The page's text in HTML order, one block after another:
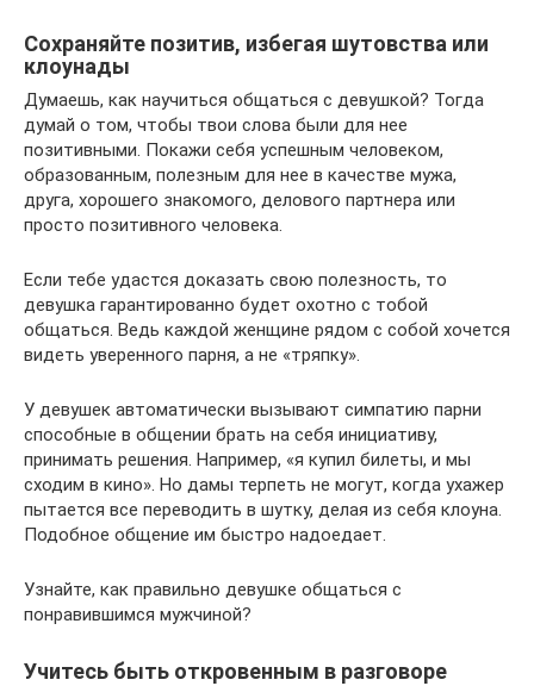
Сохраняйте позитив, избегая шутовства или
клоунады
Думаешь, как научиться общаться с девушкой? Тогда
думай о том, чтобы твои слова были для нее
позитивными. Покажи себя успешным человеком,
образованным, полезным для нее в качестве мужа,
друга, хорошего знакомого, делового партнера или
просто позитивного человека.
Если тебе удастся доказать свою полезность, то
девушка гарантированно будет охотно с тобой
общаться. Ведь каждой женщине рядом с собой хочется
видеть уверенного парня, а не «тряпку».
У девушек автоматически вызывают симпатию парни
способные в общении брать на себя инициативу,
принимать решения. Например, «я купил билеты, и мы
сходим в кино». Но дамы терпеть не могут, когда ухажер
пытается все переводить в шутку, делая из себя клоуна.
Подобное общение им быстро надоедает.
Узнайте, как правильно девушке общаться с
понравившимся мужчиной?
Учитесь быть откровенным в разговоре